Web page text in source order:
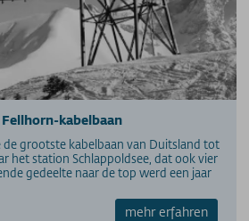
Fellhorn-kabelbaan
grootste kabelbaan van Duitsland tot
het station Schlappoldsee, dat ook vier
gedeelte naar de top werd een jaar
mehr erfahren